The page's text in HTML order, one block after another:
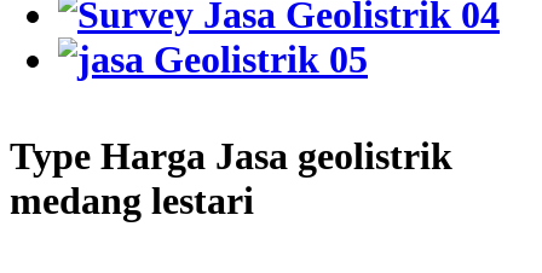
Type Harga Jasa geolistrik
medang lestari